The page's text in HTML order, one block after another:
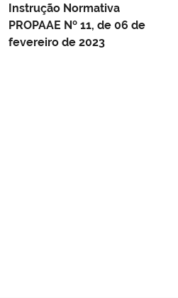
Instrução Normativa
PROPAAE Nº 11, de 06 de
fevereiro de 2023